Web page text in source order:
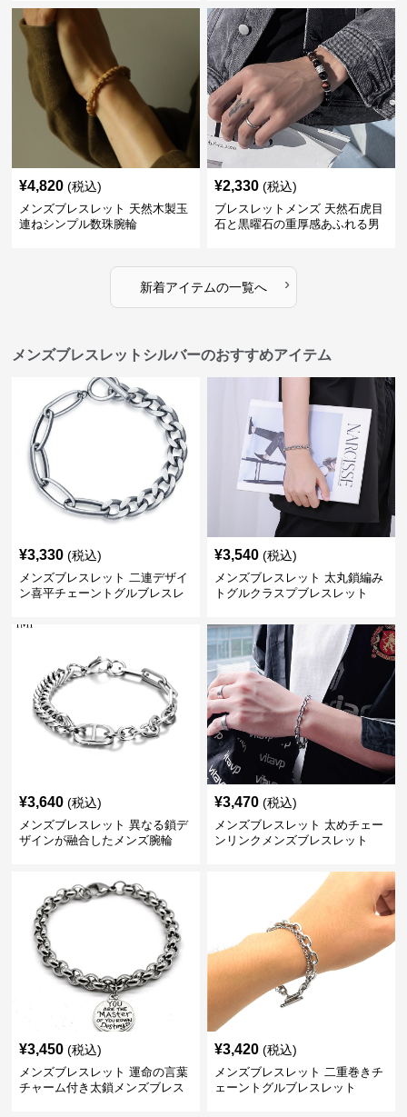
¥4,820 (税込)
メンズブレスレット 天然木製玉
連ねシンプル数珠腕輪
¥2,330 (税込)
ブレスレットメンズ 天然石虎目
石と黒曜石の重厚感あふれる男
新着アイテムの一覧へ ›
メンズブレスレットシルバーのおすすめアイテム
¥3,330 (税込)
メンズブレスレット 二連デザイ
ン喜平チェーントグルブレスレ
¥3,540 (税込)
メンズブレスレット 太丸鎖編み
トグルクラスプブレスレット
¥3,640 (税込)
メンズブレスレット 異なる鎖デ
ザインが融合したメンズ腕輪
¥3,470 (税込)
メンズブレスレット 太めチェー
ンリンクメンズブレスレット
¥3,450 (税込)
メンズブレスレット 運命の言葉
チャーム付き太鎖メンズブレス
¥3,420 (税込)
メンズブレスレット 二重巻きチ
ェーントグルブレスレット